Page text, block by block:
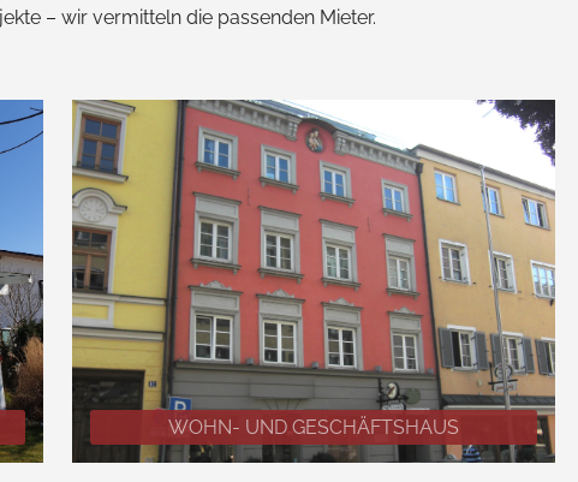
– wir vermitteln die passenden Mieter.
WOHN- UND GESCHÄFTSHAUS